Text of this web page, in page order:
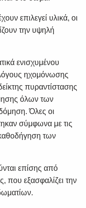
επιλεγεί υλικά, οι
την υψηλή
ενισχυμένου
ηχομόνωσης
πυραντίστασης
όλων των
Όλες οι
σύμφωνα με τις
των
επίσης από
που εξασφαλίζει την